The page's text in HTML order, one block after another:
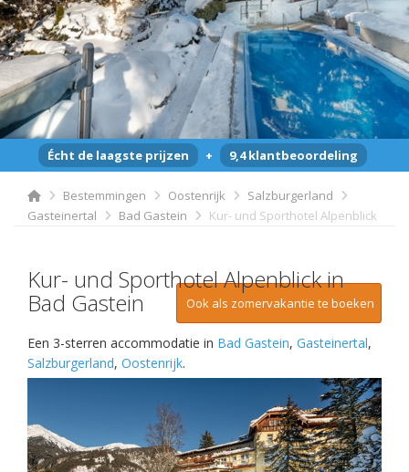
Écht de laagste prijzen + 9,4 klantbeoordeling
Bestemmingen Oostenrijk
Salzburgerland
Gasteinertal
Bad Gastein Kur- und Sporthotel Alpenblick
Kur- und Sporthotel Alpenblick in
Bad Gastein Ook als zomervakantie te boeken
Een 3-sterren accommodatie in Bad Gastein, Gasteinertal,
Salzburgerland, Oostenrijk.